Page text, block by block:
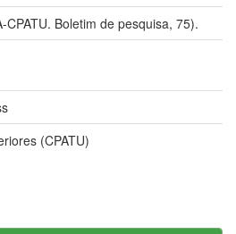
CPATU. Boletim de pesquisa, 75).
(CPATU)